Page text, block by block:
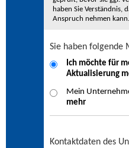
haben Sie Verständnis,
Anspruch nehmen kann.
Sie haben folgende
Ich möchte für
Aktualisierung
Mein
mehr
Kontaktdaten des